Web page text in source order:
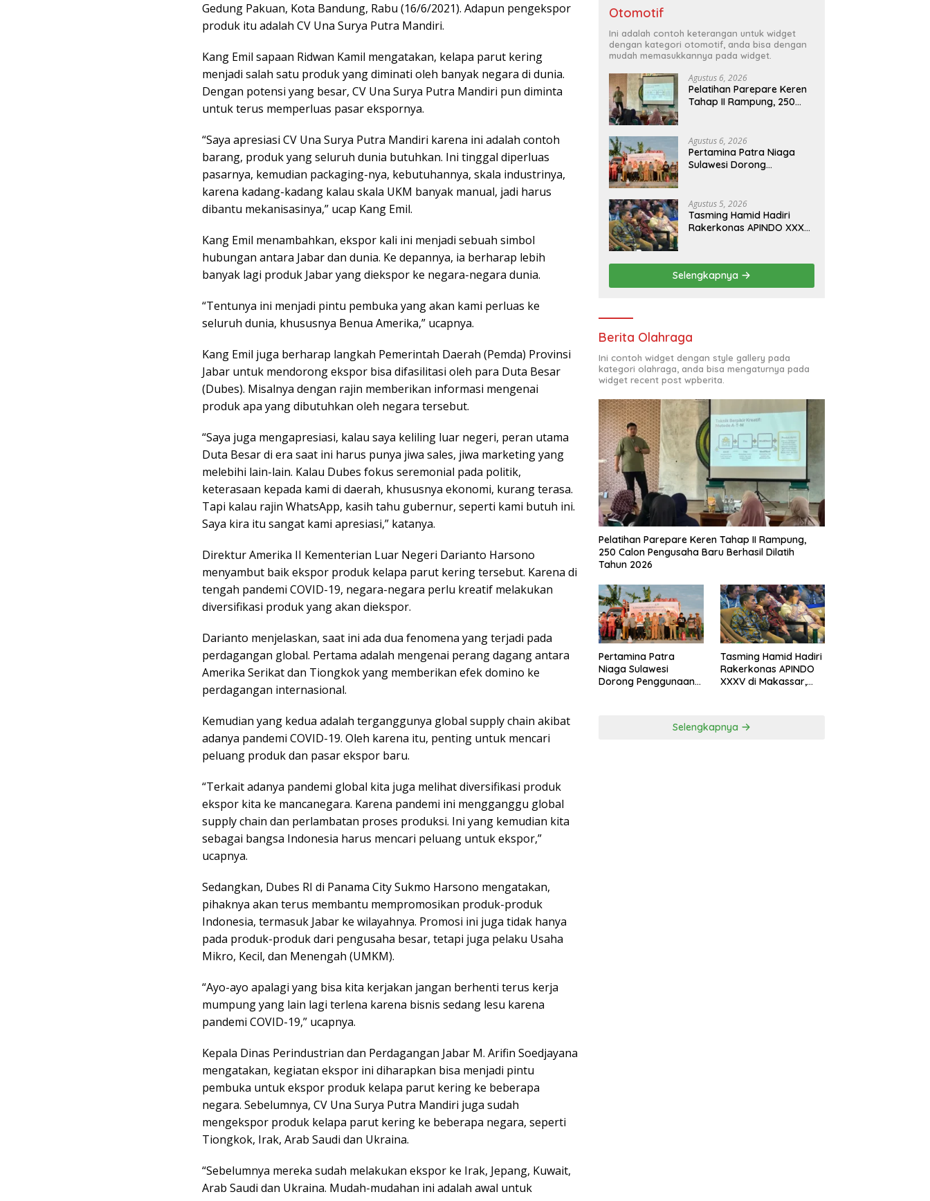
Gedung Pakuan, Kota Bandung, Rabu (16/6/2021). Adapun pengekspor
produk itu adalah CV Una Surya Putra Mandiri.
Kang Emil sapaan Ridwan Kamil mengatakan, kelapa parut kering
menjadi salah satu produk yang diminati oleh banyak negara di dunia.
Dengan potensi yang besar, CV Una Surya Putra Mandiri pun diminta
untuk terus memperluas pasar ekspornya.
“Saya apresiasi CV Una Surya Putra Mandiri karena ini adalah contoh
barang, produk yang seluruh dunia butuhkan. Ini tinggal diperluas
pasarnya, kemudian packaging-nya, kebutuhannya, skala industrinya,
karena kadang-kadang kalau skala UKM banyak manual, jadi harus
dibantu mekanisasinya,” ucap Kang Emil.
Kang Emil menambahkan, ekspor kali ini menjadi sebuah simbol
hubungan antara Jabar dan dunia. Ke depannya, ia berharap lebih
banyak lagi produk Jabar yang diekspor ke negara-negara dunia.
“Tentunya ini menjadi pintu pembuka yang akan kami perluas ke
seluruh dunia, khususnya Benua Amerika,” ucapnya.
Kang Emil juga berharap langkah Pemerintah Daerah (Pemda) Provinsi
Jabar untuk mendorong ekspor bisa difasilitasi oleh para Duta Besar
(Dubes). Misalnya dengan rajin memberikan informasi mengenai
produk apa yang dibutuhkan oleh negara tersebut.
“Saya juga mengapresiasi, kalau saya keliling luar negeri, peran utama
Duta Besar di era saat ini harus punya jiwa sales, jiwa marketing yang
melebihi lain-lain. Kalau Dubes fokus seremonial pada politik,
keterasaan kepada kami di daerah, khususnya ekonomi, kurang terasa.
Tapi kalau rajin WhatsApp, kasih tahu gubernur, seperti kami butuh ini.
Saya kira itu sangat kami apresiasi,” katanya.
Direktur Amerika II Kementerian Luar Negeri Darianto Harsono
menyambut baik ekspor produk kelapa parut kering tersebut. Karena di
tengah pandemi COVID-19, negara-negara perlu kreatif melakukan
diversifikasi produk yang akan diekspor.
Darianto menjelaskan, saat ini ada dua fenomena yang terjadi pada
perdagangan global. Pertama adalah mengenai perang dagang antara
Amerika Serikat dan Tiongkok yang memberikan efek domino ke
perdagangan internasional.
Kemudian yang kedua adalah terganggunya global supply chain akibat
adanya pandemi COVID-19. Oleh karena itu, penting untuk mencari
peluang produk dan pasar ekspor baru.
“Terkait adanya pandemi global kita juga melihat diversifikasi produk
ekspor kita ke mancanegara. Karena pandemi ini mengganggu global
supply chain dan perlambatan proses produksi. Ini yang kemudian kita
sebagai bangsa Indonesia harus mencari peluang untuk ekspor,”
ucapnya.
Sedangkan, Dubes RI di Panama City Sukmo Harsono mengatakan,
pihaknya akan terus membantu mempromosikan produk-produk
Indonesia, termasuk Jabar ke wilayahnya. Promosi ini juga tidak hanya
pada produk-produk dari pengusaha besar, tetapi juga pelaku Usaha
Mikro, Kecil, dan Menengah (UMKM).
“Ayo-ayo apalagi yang bisa kita kerjakan jangan berhenti terus kerja
mumpung yang lain lagi terlena karena bisnis sedang lesu karena
pandemi COVID-19,” ucapnya.
Kepala Dinas Perindustrian dan Perdagangan Jabar M. Arifin Soedjayana
mengatakan, kegiatan ekspor ini diharapkan bisa menjadi pintu
pembuka untuk ekspor produk kelapa parut kering ke beberapa
negara. Sebelumnya, CV Una Surya Putra Mandiri juga sudah
mengekspor produk kelapa parut kering ke beberapa negara, seperti
Tiongkok, Irak, Arab Saudi dan Ukraina.
“Sebelumnya mereka sudah melakukan ekspor ke Irak, Jepang, Kuwait,
Arab Saudi dan Ukraina. Mudah-mudahan ini adalah awal untuk
Otomotif
Ini adalah contoh keterangan untuk widget
dengan kategori otomotif, anda bisa dengan
mudah memasukkannya pada widget.
Agustus 6, 2026
Pelatihan Parepare Keren
Tahap II Rampung, 250
Agustus 6, 2026
Pertamina Patra Niaga
Sulawesi Dorong
Solusi Energi Irigasi
Agustus 5, 2026
Tasming Hamid Hadiri
Rakerkonas APINDO XXXV
Parepare Tembus Pasar
Global
Selengkapnya
Berita Olahraga
Ini contoh widget dengan style gallery pada
kategori olahraga, anda bisa mengaturnya pada
widget recent post wpberita.
Pelatihan Parepare Keren Tahap II Rampung,
250 Calon Pengusaha Baru Berhasil Dilatih
Tahun 2026
Pertamina Patra
Niaga Sulawesi
Dorong Penggunaan
Tasming Hamid Hadiri
Rakerkonas APINDO
XXXV di Makassar,
Selengkapnya